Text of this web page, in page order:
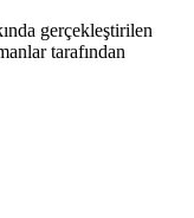
gerçekleştirilen
tarafından